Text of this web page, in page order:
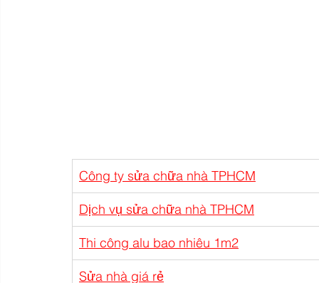
Công ty sửa chữa nhà TPHCM
Dịch vụ sửa chữa nhà TPHCM
Thi công alu bao nhiêu 1m2
Sửa nhà giá rẻ